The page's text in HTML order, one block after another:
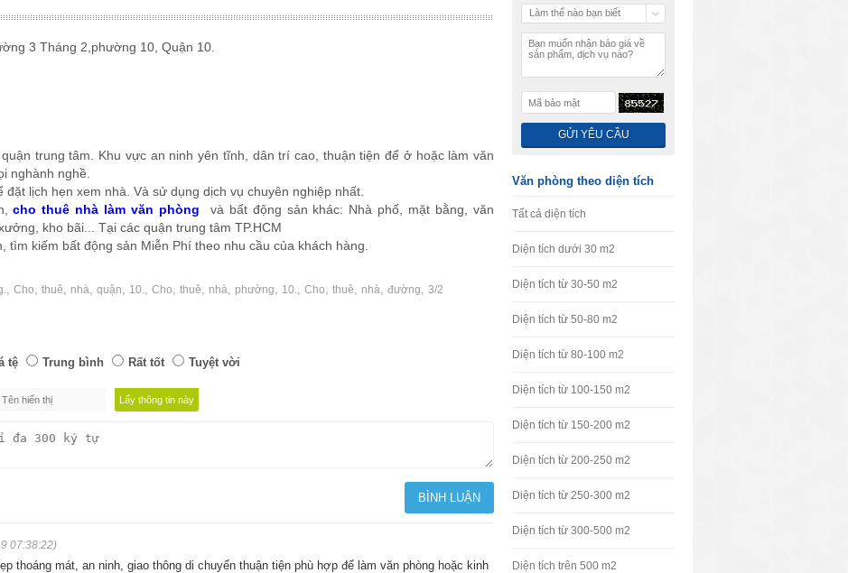
3 Tháng 2,phường 10, Quận 10.
trung tâm. Khu vực an ninh yên tĩnh, dân trí cao, thuận tiện để ở hoặc làm văn
nghành nghề.
đặt lịch hẹn xem nhà. Và sử dụng dịch vụ chuyên nghiệp nhất.
cho thuê nhà làm văn phòng và bất động sản khác: Nhà phố, mặt bằng, văn
kho bãi... Tại các quận trung tâm TP.HCM
tìm kiếm bất động sản Miễn Phí theo nhu cầu của khách hàng.
Cho thuê nhà quận 10. Cho thuê nhà phường 10. Cho thuê nhà đường 3/2
tệ Trung bình Rất tốt Tuyệt vời
07:38:22)
thoáng mát, an ninh, giao thông di chuyển thuận tiện phù hợp để làm văn phòng hoặc kinh
Làm thế nào bạn biết
Văn phòng theo diện tích
Tất cả diện tích
Diện tích dưới 30 m2
Diện tích từ 30-50 m2
Diện tích từ 50-80 m2
Diện tích từ 80-100 m2
Diện tích từ 100-150 m2
Diện tích từ 150-200 m2
Diện tích từ 200-250 m2
Diện tích từ 250-300 m2
Diện tích từ 300-500 m2
Diện tích trên 500 m2